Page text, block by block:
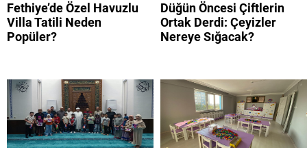
Fethiye’de Özel Havuzlu
Villa Tatili Neden
Popüler?
Düğün Öncesi Çiftlerin
Ortak Derdi: Çeyizler
Nereye Sığacak?